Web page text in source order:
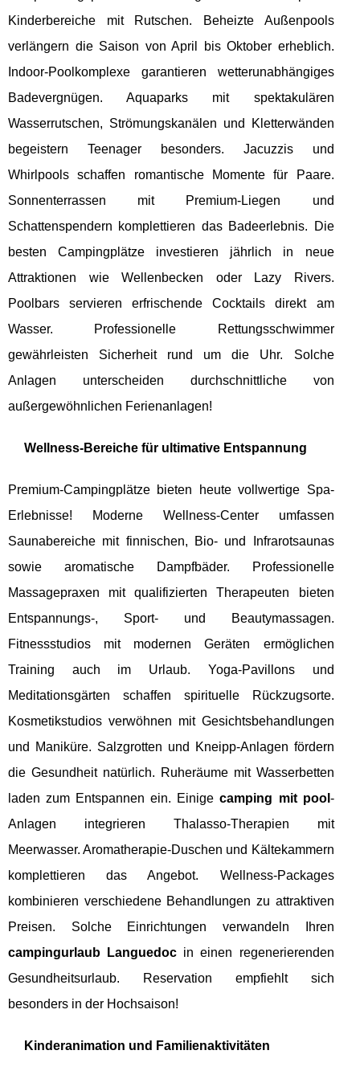
Kinderbereiche mit Rutschen. Beheizte Außenpools
verlängern die Saison von April bis Oktober erheblich.
Indoor-Poolkomplexe garantieren wetterunabhängiges
Badevergnügen. Aquaparks mit spektakulären
Wasserrutschen, Strömungskanälen und Kletterwänden
begeistern Teenager besonders. Jacuzzis und
Whirlpools schaffen romantische Momente für Paare.
Sonnenterrassen mit Premium-Liegen und
Schattenspendern komplettieren das Badeerlebnis. Die
besten Campingplätze investieren jährlich in neue
Attraktionen wie Wellenbecken oder Lazy Rivers.
Poolbars servieren erfrischende Cocktails direkt am
Wasser. Professionelle Rettungsschwimmer
gewährleisten Sicherheit rund um die Uhr. Solche
Anlagen unterscheiden durchschnittliche von
außergewöhnlichen Ferienanlagen!
Wellness-Bereiche für ultimative Entspannung
Premium-Campingplätze bieten heute vollwertige Spa-
Erlebnisse! Moderne Wellness-Center umfassen
Saunabereiche mit finnischen, Bio- und Infrarotsaunas
sowie aromatische Dampfbäder. Professionelle
Massagepraxen mit qualifizierten Therapeuten bieten
Entspannungs-, Sport- und Beautymassagen.
Fitnessstudios mit modernen Geräten ermöglichen
Training auch im Urlaub. Yoga-Pavillons und
Meditationsgärten schaffen spirituelle Rückzugsorte.
Kosmetikstudios verwöhnen mit Gesichtsbehandlungen
und Maniküre. Salzgrotten und Kneipp-Anlagen fördern
die Gesundheit natürlich. Ruheräume mit Wasserbetten
laden zum Entspannen ein. Einigecamping mit pool -
Anlagen integrieren Thalasso-Therapien mit
Meerwasser. Aromatherapie-Duschen und Kältekammern
komplettieren das Angebot. Wellness-Packages
kombinieren verschiedene Behandlungen zu attraktiven
Preisen. Solche Einrichtungen verwandeln Ihren
campingurlaub Languedoc in einen regenerierenden
Gesundheitsurlaub. Reservation empfiehlt sich
besonders in der Hochsaison!
Kinderanimation und Familienaktivitäten